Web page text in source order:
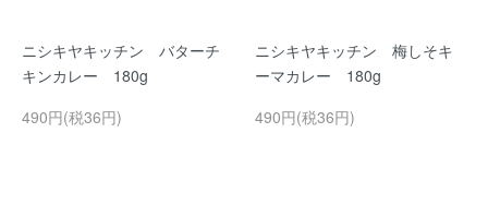
ニシキヤキッチン バターチ
キンカレー 180g
490円(税36円)
ニシキヤキッチン 梅しそキ
ーマカレー 180g
490円(税36円)